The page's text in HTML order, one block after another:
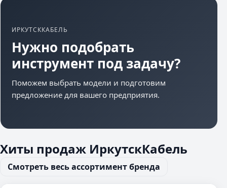
ИРКУТСККАБЕЛЬ
Нужно подобрать
инструмент под задачу?
Поможем выбрать модели и подготовим
предложение для вашего предприятия.
Хиты продаж ИркутскКабель
Смотреть весь ассортимент бренда